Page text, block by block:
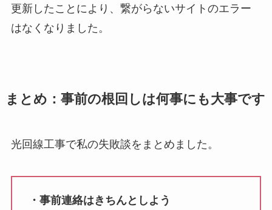
更新したことにより、繋がらないサイトのエラー
はなくなりました。
まとめ：事前の根回しは何事にも大事です
光回線工事で私の失敗談をまとめました。
・事前連絡はきちんとしよう